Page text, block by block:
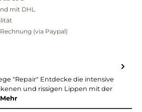
mit DHL
(via Paypal)
"Repair" Entdecke die intensive
und rissigen Lippen mit der
Mehr